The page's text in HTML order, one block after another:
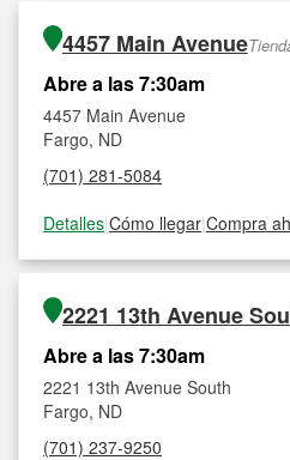
4457 Main Avenue
Abre a las 7:30am
4457 Main Avenue
Fargo, ND
(701) 281-5084
Detalles|Cómo llegar|Compra
2221 13th Avenue
Abre a las 7:30am
2221 13th Avenue South
Fargo, ND
(701) 237-9250